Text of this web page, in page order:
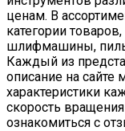
ценам. В
категории
шлифмашины,
Каждый из
описание на сайте
характеристики
скорость
ознакомиться с